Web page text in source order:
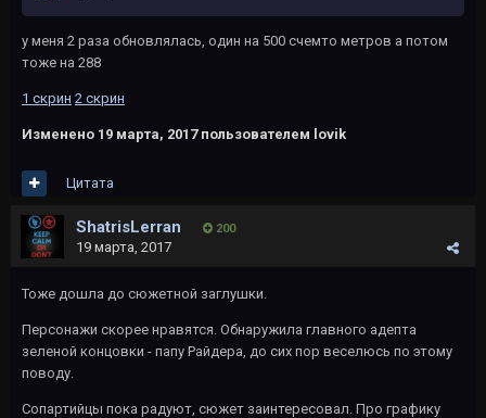
у меня 2 раза обновлялась, один на 500 счемто метров а потом
тоже на 288
1 скрин 2 скрин
Изменено 19 марта, 2017пользователем lovik
Цитата
ShatrisLerran 200
19 марта, 2017
Тоже дошла до сюжетной заглушки.
Персонажи скорее нравятся. Обнаружила главного адепта
зеленой концовки - папу Райдера, до сих пор веселюсь по этому
поводу.
Сопартийцы пока радуют, сюжет заинтересовал. Про графику